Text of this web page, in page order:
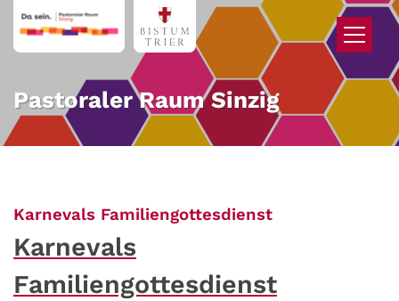
Zum Inhalt springen
Pastoraler Raum Sinzig
Karnevals Familiengottesdienst:
Karnevals
Familiengottesdienst